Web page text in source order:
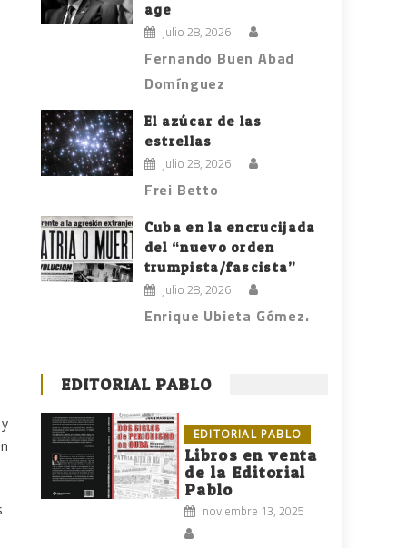
age
julio 28, 2026
Fernando Buen Abad
Domínguez
El azúcar de las
estrellas
julio 28, 2026
Frei Betto
Cuba en la encrucijada
del “nuevo orden
trumpista/fascista”
julio 28, 2026
Enrique Ubieta Gómez.
EDITORIAL PABLO
EDITORIAL PABLO
Libros en venta
de la Editorial
Pablo
noviembre 13, 2025